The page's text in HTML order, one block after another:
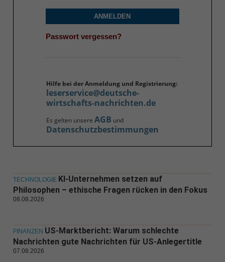
ANMELDEN
Passwort vergessen?
Hilfe bei der Anmeldung und Registrierung:
leserservice@deutsche-
wirtschafts-nachrichten.de
Es gelten unsere AGB und
Datenschutzbestimmungen
TECHNOLOGIE KI-Unternehmen setzen auf
Philosophen – ethische Fragen rücken in den Fokus
08.08.2026
FINANZEN US-Marktbericht: Warum schlechte
Nachrichten gute Nachrichten für US-Anlegertitle
07.08.2026